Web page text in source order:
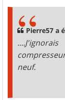
Pierre57 a
neuf.